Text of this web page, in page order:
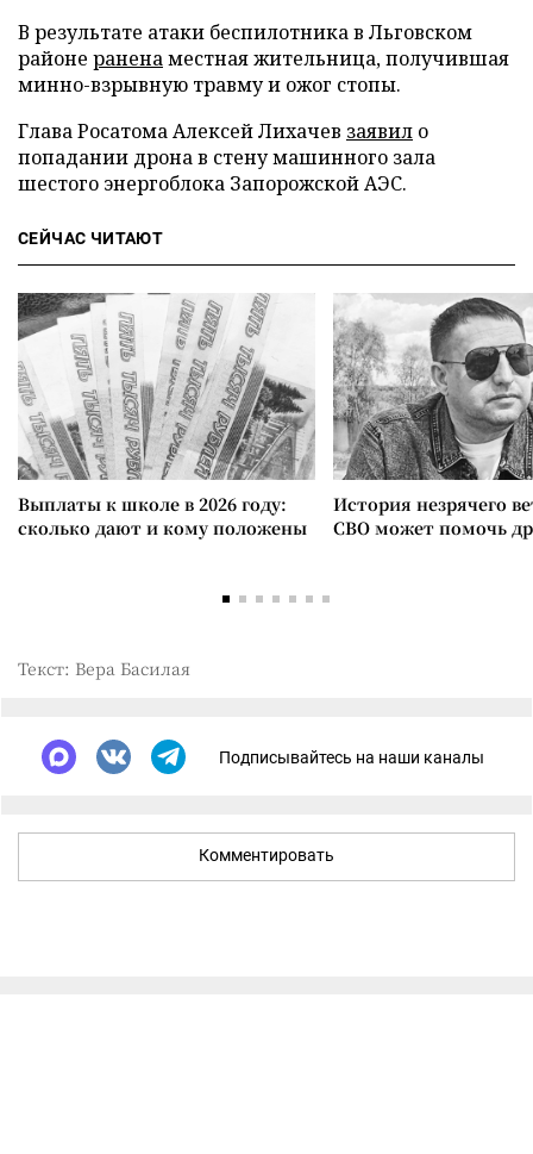
В результате атаки беспилотника в Льговском
районе раненаместная жительница, получившая
минно-взрывную травму и ожог стопы.
Глава Росатома Алексей Лихачев заявил о
попадании дрона в стену машинного зала
шестого энергоблока Запорожской АЭС.
СЕЙЧАС ЧИТАЮТ
Выплаты к школе в 2026 году:
сколько дают и кому положены
История незрячего
СВО может помочь
Текст: Вера Басилая
Подписывайтесь на наши каналы
Комментировать